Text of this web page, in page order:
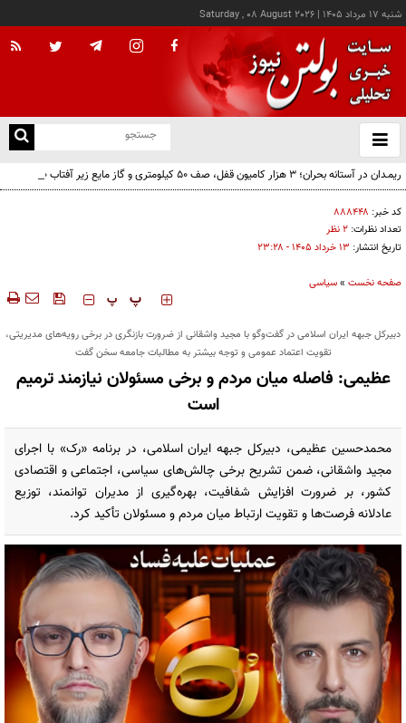
شنبه ۱۷ مرداد ۱۴۰۵ |
Saturday , 08 August 2026
باز
و
ریمـدان در آستانه بحران؛ ۳ هزار کامیون قفل، صف ۵۰ کیلومتری و گاز مایع زیر آفتاب ۵۰
درجه!
کد خبر: ۸۸۸۴۴۸
تعداد نظرات: ۲ نظر
تاریخ انتشار: ۱۳ خرداد ۱۴۰۵ - ۲۳:۲۸
صفحه نخست »سیاسی
‍‍‍ پ پ
دبیرکل جبهه ایران اسلامی در گفت‌وگو با مجید واشقانی از ضرورت بازنگری در برخی رویه‌های مدیریتی،
تقویت اعتماد عمومی و توجه بیشتر به مطالبات جامعه سخن گفت
عظیمی: فاصله میان مردم و برخی مسئولان نیازمند ترمیم
است
محمدحسین عظیمی، دبیرکل جبهه ایران اسلامی، در برنامه «رک» با اجرای
مجید واشقانی، ضمن تشریح برخی چالش‌های سیاسی، اجتماعی و اقتصادی
کشور، بر ضرورت افزایش شفافیت، بهره‌گیری از مدیران توانمند، توزیع
عادلانه فرصت‌ها و تقویت ارتباط میان مردم و مسئولان تأکید کرد.